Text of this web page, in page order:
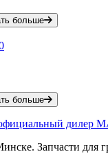
больше
больше
Запчасти для